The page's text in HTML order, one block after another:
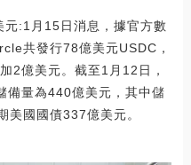
:1月15日消息，據官方數
共發行78億美元USDC，
2億美元。截至1月12日，
備量為440億美元，其中儲
美國國債337億美元。